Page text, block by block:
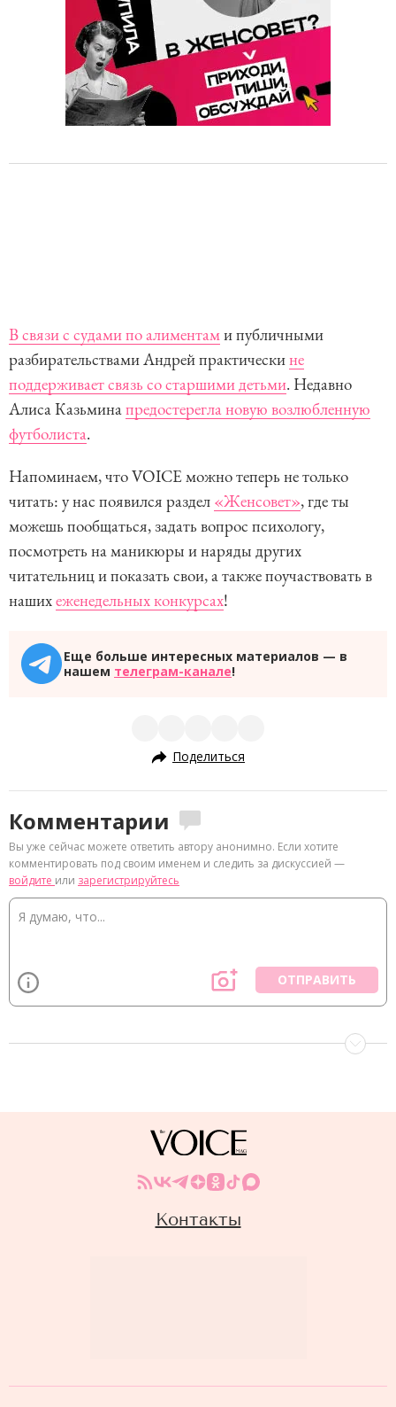
В связи с судами по алиментами публичными
разбирательствами Андрей практическине
поддерживает связь со старшими детьми. Недавно
Алиса Казьминапредостерегла новую возлюбленную
футболиста.
Напоминаем, что VOICE можно теперь не только
читать: у нас появился раздел «Женсовет», где ты
можешь пообщаться, задать вопрос психологу,
посмотреть на маникюры и наряды других
читательниц и показать свои, а также поучаствовать в
нашихеженедельных конкурсах!
Еще больше интересных материалов — в
нашем телеграм-канале!
Поделиться
Комментарии
Вы уже сейчас можете ответить автору анонимно. Если хотите
комментировать под своим именем и следить за дискуссией —
войдите или зарегистрируйтесь
ОТПРАВИТЬ
Контакты